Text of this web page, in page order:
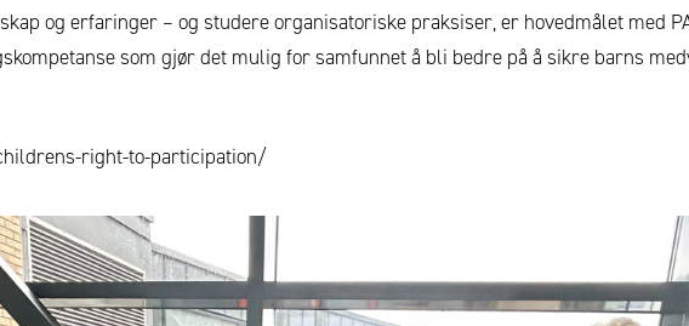
og erfaringer – og studere organisatoriske praksiser, er hovedmålet med
som gjør det mulig for samfunnet å bli bedre på å sikre barns
right-to-participation/